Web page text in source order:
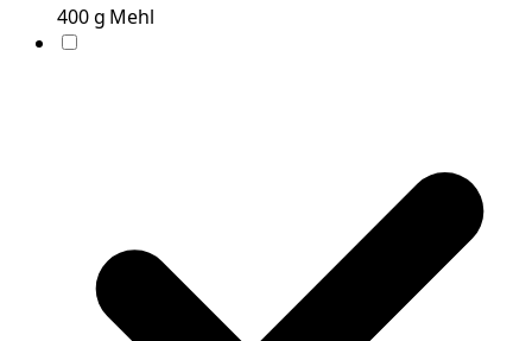
400g Mehl